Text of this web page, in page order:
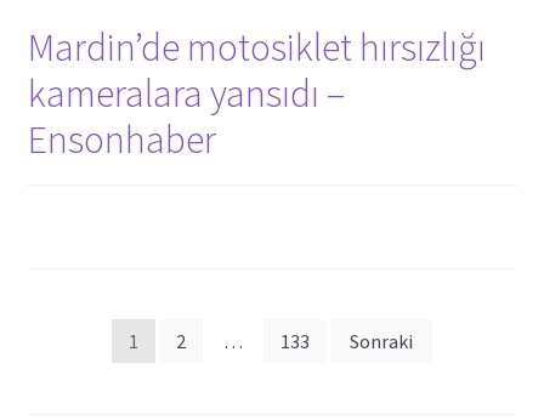
Mardin’de motosiklet hırsızlığı
kameralara yansıdı –
Ensonhaber
1 2 … 133 Sonraki